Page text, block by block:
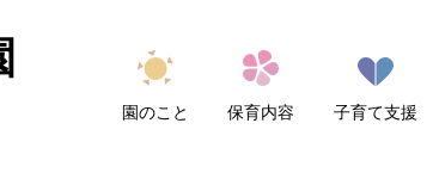
園のこと 保育内容 子育て支援